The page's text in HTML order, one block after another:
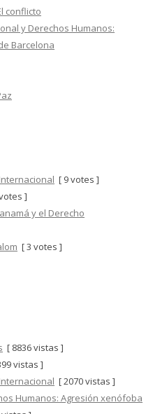
conflicto
y Derechos Humanos:
Barcelona
[ 9 votes ]
]
y el Derecho
[ 3 votes ]
[ 8836 vistas ]
vistas ]
[ 2070 vistas ]
Humanos: Agresión xenófoba